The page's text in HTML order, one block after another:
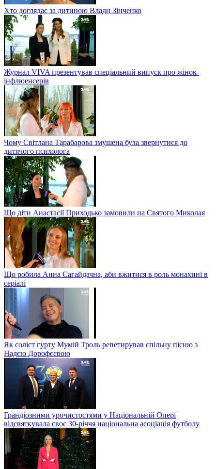
Хто доглядає за дитиною Влади Зінченко
Журнал VIVA презентував спеціальний випуск про жінок-
інфлюенсерів
Чому Світлана Тарабарова змушена була звернутися до
дитячого психолога
Що діти Анастасії Приходько замовили на Святого Миколая
Що робила Анна Сагайдачна, аби вжитися в роль монахині в
серіалі
Як соліст гурту Мумій Троль репетирував спільну пісню з
Надєю Дорофєєвою
Грандіозними урочистостями у Національній Опері
відсвяткувала своє 30-річчя національна асоціація футболу